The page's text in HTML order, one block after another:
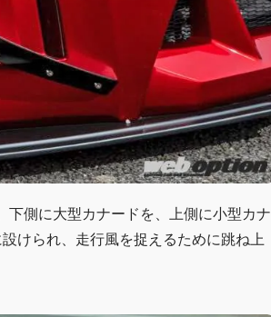
下側に大型カナードを、上側に小型カナ
けられ、走行風を捉えるために跳ね上